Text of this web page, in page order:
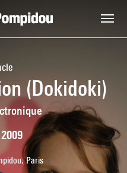
(Dokidoki)
Paris